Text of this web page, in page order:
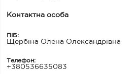
Контактна особа
ПІБ:
Щербіна Олена Олександрівна
Телефон:
+380536635083